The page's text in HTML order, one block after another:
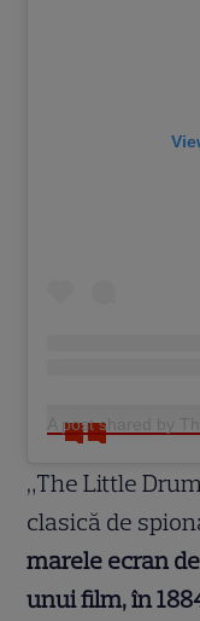
A post shared by
„The Little
clasică de
marele ecran
unui film, în